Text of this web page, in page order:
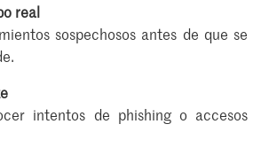
real
sospechosos antes de que se
intentos de phishing o accesos